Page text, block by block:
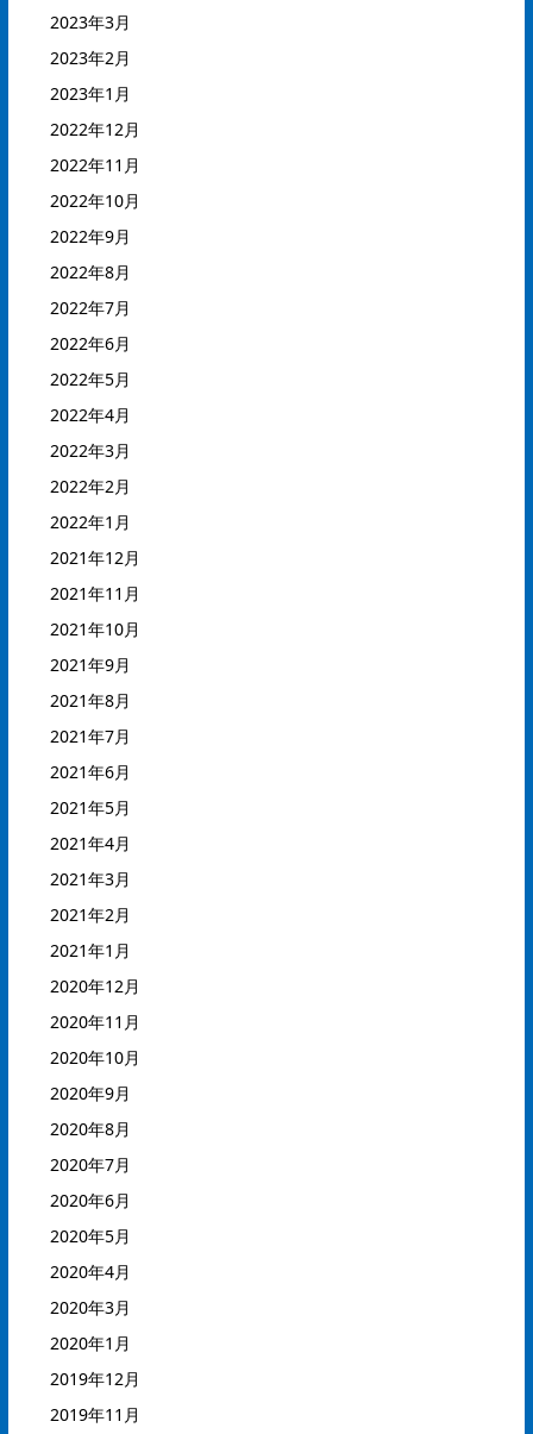
2023年3月
2023年2月
2023年1月
2022年12月
2022年11月
2022年10月
2022年9月
2022年8月
2022年7月
2022年6月
2022年5月
2022年4月
2022年3月
2022年2月
2022年1月
2021年12月
2021年11月
2021年10月
2021年9月
2021年8月
2021年7月
2021年6月
2021年5月
2021年4月
2021年3月
2021年2月
2021年1月
2020年12月
2020年11月
2020年10月
2020年9月
2020年8月
2020年7月
2020年6月
2020年5月
2020年4月
2020年3月
2020年1月
2019年12月
2019年11月